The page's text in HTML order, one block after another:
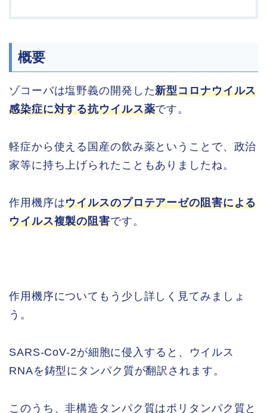
概要
ゾコーバは塩野義の開発した新型コロナウイルス
感染症に対する抗ウイルス薬です。
軽症から使える国産の飲み薬ということで、政治
家等に持ち上げられたこともありましたね。
作用機序はウイルスのプロテアーゼの阻害による
ウイルス複製の阻害です。
作用機序についてもう少し詳しく見てみましょ
う。
SARS-CoV-2が細胞に侵入すると、ウイルス
RNAを鋳型にタンパク質が翻訳されます。
このうち、非構造タンパク質はポリタンパク質と